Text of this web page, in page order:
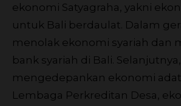
ekonomi Satyagraha, yakni
untuk Bali berdaulat. Dalam
menolak ekonomi syariah dan
bank syariah di Bali. Selanjutnya,
mengedepankan ekonomi
Lembaga Perkreditan Desa,